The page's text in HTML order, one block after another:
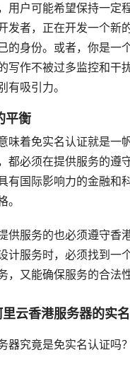
用户可能希望保持一定
发者，正在开发一个新
的身份。或者，你是一
写作不被过多监控和干
有吸引力。
平衡
味着免实名认证就是一
都必须在提供服务的遵
有国际影响力的金融和
。
供服务的也必须遵守香
计服务时，必须找到一
，又能确保服务的合法
云香港服务器的实
器究竟是免实名认证吗